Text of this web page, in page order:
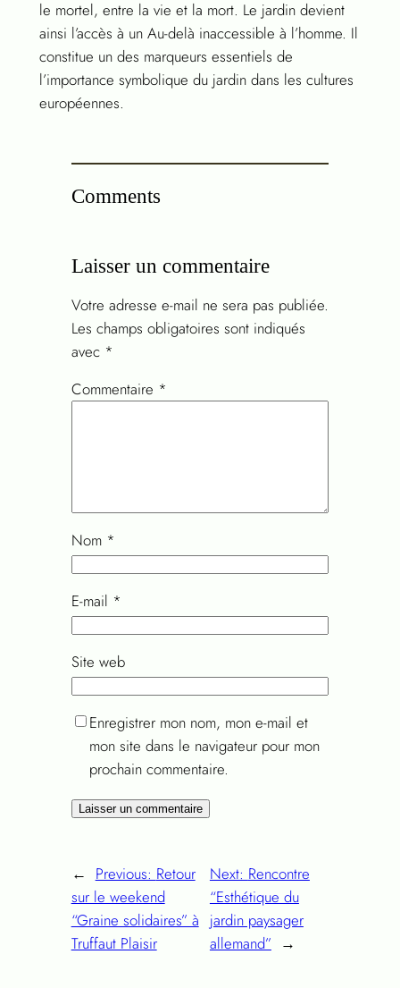
le mortel, entre la vie et la mort. Le jardin devient
ainsi l’accès à un Au-delà inaccessible à l’homme. Il
constitue un des marqueurs essentiels de
l’importance symbolique du jardin dans les cultures
européennes.
Comments
Laisser un commentaire
Votre adresse e-mail ne sera pas publiée.
Les champs obligatoires sont indiqués
avec *
Commentaire *
Nom *
E-mail *
Site web
Enregistrer mon nom, mon e-mail et
mon site dans le navigateur pour mon
prochain commentaire.
← Previous: Retour
sur le weekend
“Graine solidaires” à
Truffaut Plaisir
Next: Rencontre
“Esthétique du
jardin paysager
allemand” →